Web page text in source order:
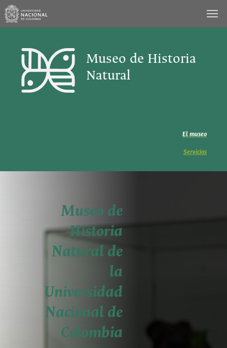
Saltar
contenido
Museo de Historia
Natural
El museo
Servicios
Museo de
Historia
Natural de
la
Universidad
Nacional de
Colombia